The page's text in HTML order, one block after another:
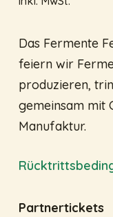
Das Fermente
feiern wir
produzieren,
gemeinsam mit
Manufaktur.
Partnertickets